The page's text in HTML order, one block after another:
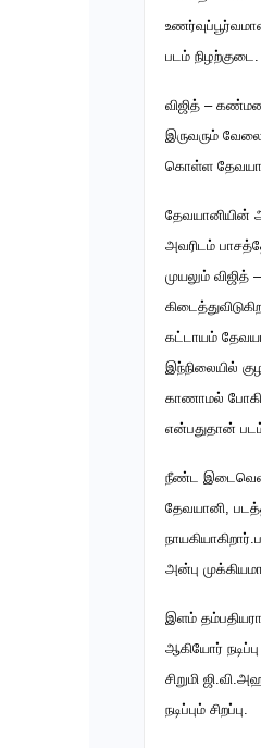
படம் நிழற்குடை.
விஜித் –
இருவரும்
கொள்ள
தேவயானியின்
அவரிடம்
முயலும்
கட்டாயம்
இந்நிலையில்
காணாமல்
என்பதுதான்
நீண்ட
தேவயானி,
அன்பு
இளம்
ஆகியோர்
சிறுமி
நடிப்பும் சிறப்பு.